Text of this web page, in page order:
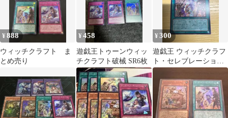
¥888
ウィッチクラフト ま
とめ売り
¥458
遊戯王トゥーンウィッ
チクラフト破械 SR6枚
¥300
遊戯王 ウィッチクラフ
ト・セレブレーショ
ン SR 1枚